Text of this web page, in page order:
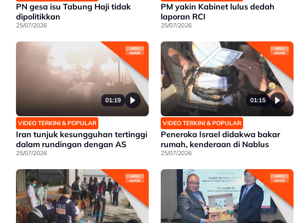
PN gesa isu Tabung Haji tidak
dipolitikkan
25/07/2026
PM yakin Kabinet lulus dedah
laporan RCI
25/07/2026
01:19
VIDEO TERKINI & POPULAR
Iran tunjuk kesungguhan tertinggi
dalam rundingan dengan AS
25/07/2026
01:15
VIDEO TERKINI & POPULAR
Peneroka Israel didakwa bakar
rumah, kenderaan di Nablus
25/07/2026